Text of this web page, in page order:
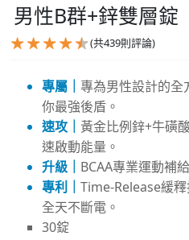
男性B群+鋅雙層錠
(共439則評論)
專屬｜ 專為男性設計的全
你最強後盾。
速攻｜ 黃金比例鋅+牛磺
速啟動能量。
升級｜ BCAA專業運動補
專利｜ Time-Release緩
全天不斷電。
30錠